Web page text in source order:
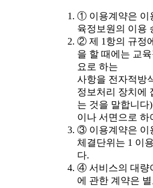
① 이용계약은 이
육정보원의 이용
② 제 1항의 규정
을 할 때에는 교
요로 하는
사항을 전자적방
정보처리 장치에
는 것을 말합니다)
이나 서면으로 하
③ 이용계약은 이
체결단위는 1 이
다.
④ 서비스의 대량
에 관한 계약은